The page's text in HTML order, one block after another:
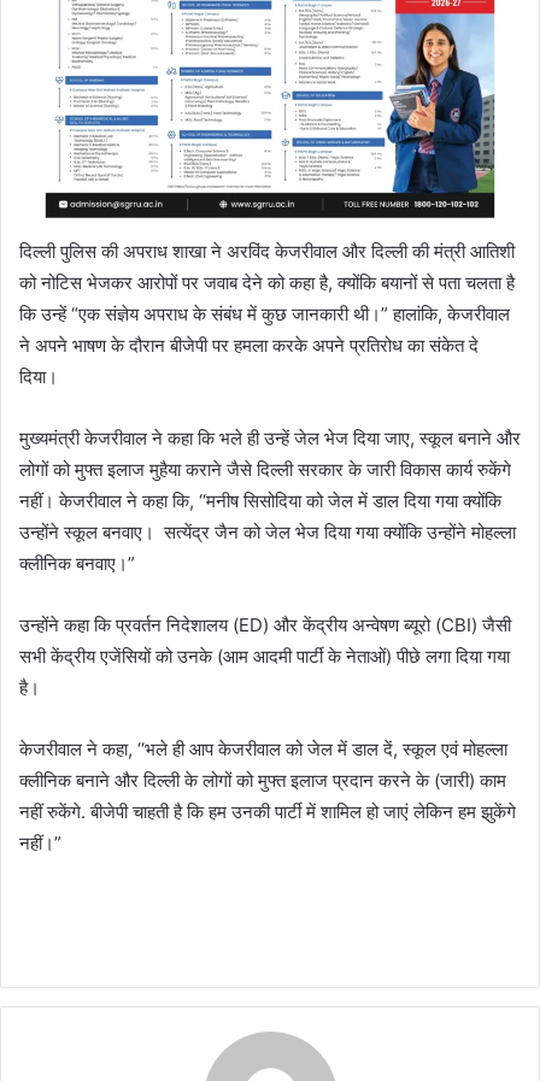
दिल्ली पुलिस की अपराध शाखा ने अरविंद केजरीवाल और दिल्ली की मंत्री आतिशी
को नोटिस भेजकर आरोपों पर जवाब देने को कहा है, क्योंकि बयानों से पता चलता है
कि उन्हें “एक संज्ञेय अपराध के संबंध में कुछ जानकारी थी।” हालांकि, केजरीवाल
ने अपने भाषण के दौरान बीजेपी पर हमला करके अपने प्रतिरोध का संकेत दे
दिया।
मुख्यमंत्री केजरीवाल ने कहा कि भले ही उन्हें जेल भेज दिया जाए, स्कूल बनाने और
लोगों को मुफ्त इलाज मुहैया कराने जैसे दिल्ली सरकार के जारी विकास कार्य रुकेंगे
नहीं। केजरीवाल ने कहा कि, ‘‘मनीष सिसोदिया को जेल में डाल दिया गया क्योंकि
उन्होंने स्कूल बनवाए। सत्येंद्र जैन को जेल भेज दिया गया क्योंकि उन्होंने मोहल्ला
क्लीनिक बनवाए।”
उन्होंने कहा कि प्रवर्तन निदेशालय (ED) और केंद्रीय अन्वेषण ब्यूरो (CBI) जैसी
सभी केंद्रीय एजेंसियों को उनके (आम आदमी पार्टी के नेताओं) पीछे लगा दिया गया
है।
केजरीवाल ने कहा, ‘‘भले ही आप केजरीवाल को जेल में डाल दें, स्कूल एवं मोहल्ला
क्लीनिक बनाने और दिल्ली के लोगों को मुफ्त इलाज प्रदान करने के (जारी) काम
नहीं रुकेंगे. बीजेपी चाहती है कि हम उनकी पार्टी में शामिल हो जाएं लेकिन हम झुकेंगे
नहीं।”